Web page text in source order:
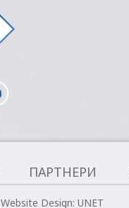
ПАРТНЕРИ
Website Design: UNET